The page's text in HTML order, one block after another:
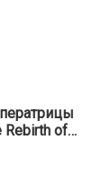
Rebirth of
Lineage